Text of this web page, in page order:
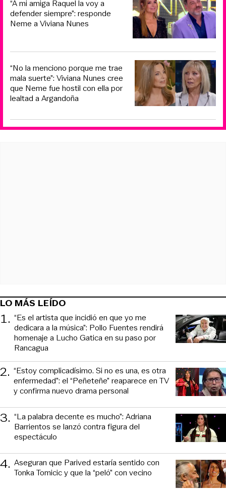
“A mi amiga Raquel la voy a
defender siempre”: responde
Neme a Viviana Nunes
“No la menciono porque me trae
mala suerte”: Viviana Nunes cree
que Neme fue hostil con ella por
lealtad a Argandoña
LO MÁS LEÍDO
1. “Es el artista que incidió en que yo me
dedicara a la música”: Pollo Fuentes rendirá
homenaje a Lucho Gatica en su paso por
Rancagua
2. “Estoy complicadísimo. Si no es una, es otra
enfermedad”: el “Peñeteñe” reaparece en TV
y confirma nuevo drama personal
3. “La palabra decente es mucho”: Adriana
Barrientos se lanzó contra figura del
espectáculo
4. Aseguran que Parived estaría sentido con
Tonka Tomicic y que la “peló” con vecino